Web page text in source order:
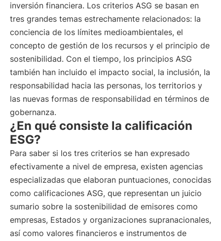
inversión financiera. Los criterios ASG se basan en
tres grandes temas estrechamente relacionados: la
conciencia de los límites medioambientales, el
concepto de gestión de los recursos y el principio de
sostenibilidad. Con el tiempo, los principios ASG
también han incluido el impacto social, la inclusión, la
responsabilidad hacia las personas, los territorios y
las nuevas formas de responsabilidad en términos de
gobernanza.
¿En qué consiste la calificación
ESG?
Para saber si los tres criterios se han expresado
efectivamente a nivel de empresa, existen agencias
especializadas que elaboran puntuaciones, conocidas
como calificaciones ASG, que representan un juicio
sumario sobre la sostenibilidad de emisores como
empresas, Estados y organizaciones supranacionales,
así como valores financieros e instrumentos de